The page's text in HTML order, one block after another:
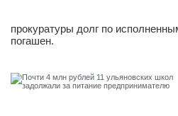
прокуратуры долг по
погашен.